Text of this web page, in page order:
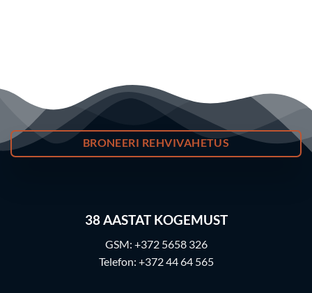
BRONEERI REHVIVAHETUS
38AASTAT KOGEMUST
GSM: +372 5658 326
Telefon: +372 44 64 565